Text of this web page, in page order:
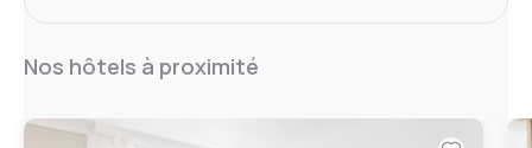
Nos hôtels à proximité